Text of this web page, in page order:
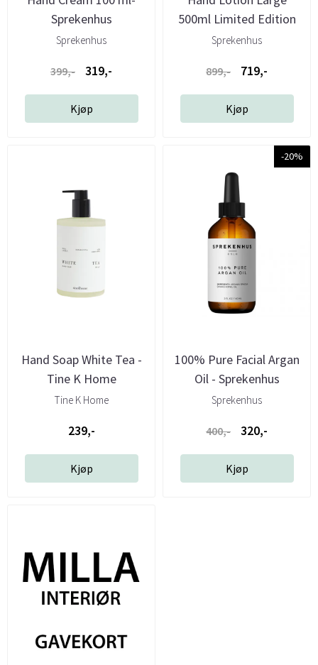
Sprekenhus
Sprekenhus
399,- 319,-
Kjøp
500ml Limited Edition
Black ...
Sprekenhus
899,- 719,-
Kjøp
Hand Soap White Tea -
Tine K Home
Tine K Home
239,-
Kjøp
-20%
100% Pure Facial Argan
Oil - Sprekenhus
Sprekenhus
400,- 320,-
Kjøp